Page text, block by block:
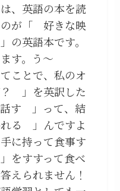
、英語の本を読
のが「 好きな映
英語本です。
す。う～
ことで、私のオ
」を英訳した
す 」って、結
る 」んですよ
に持って食事す
をすすって食べ
えられません！